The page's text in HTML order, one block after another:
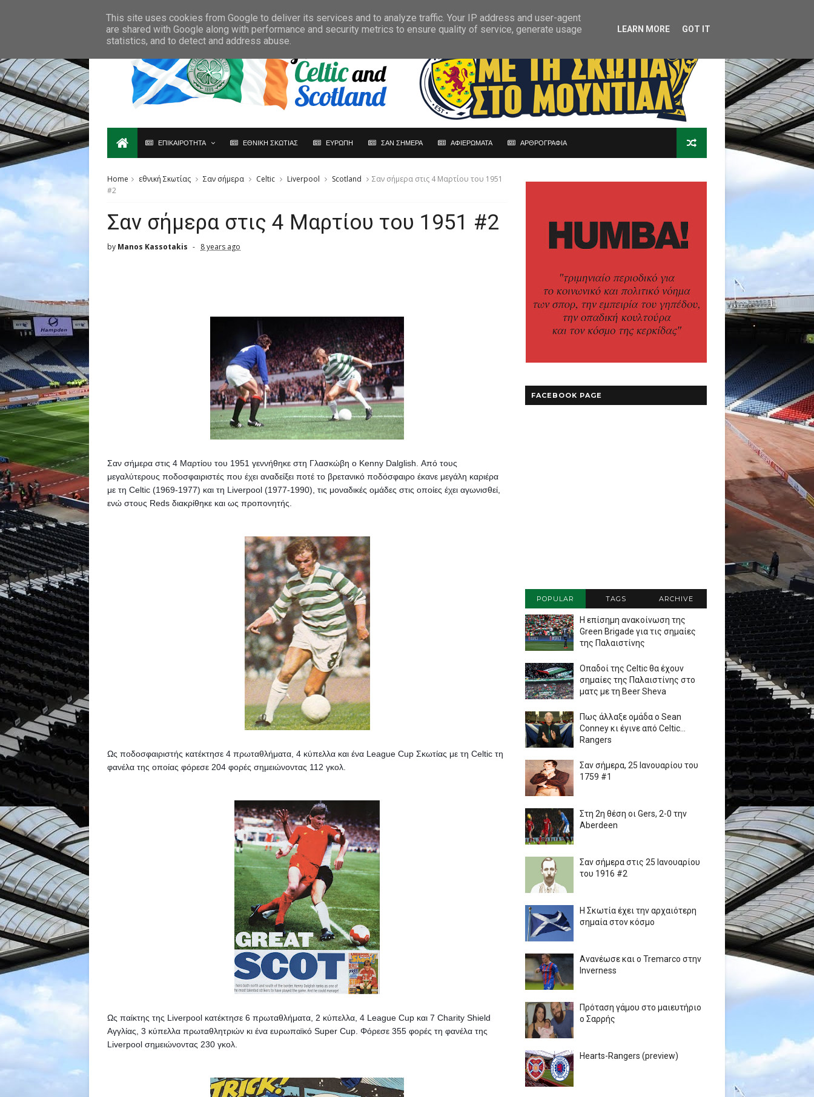
ΕΠΙΚΑΙΡΟΤΗΤΑ ΕΘΝΙΚΗ ΣΚΩΤΙΑΣ ΕΥΡΩΠΗ ΣΑΝ ΣΗΜΕΡΑ ΑΦΙΕΡΩΜΑΤΑ ΑΡΘΡΟΓΡΑΦΙΑ
Home εθνική Σκωτίας Σαν σήμερα Celtic Liverpool Scotland
Σαν σήμερα στις 4 Μαρτίου του 1951
#2
Σαν σήμερα στις 4 Μαρτίου του 1951 #2
by Manos Kassotakis 8 years ago
Σαν σήμερα στις 4 Μαρτίου του 1951 γεννήθηκε στη Γλασκώβη ο Kenny Dalglish. Από τους
μεγαλύτερους ποδοσφαιριστές που έχει αναδείξει ποτέ το βρετανικό ποδόσφαιρο έκανε μεγάλη καριέρα
με τη Celtic (1969-1977) και τη Liverpool (1977-1990), τις μοναδικές ομάδες στις οποίες έχει αγωνισθεί,
ενώ στους Reds διακρίθηκε και ως προπονητής.
Ως ποδοσφαιριστής κατέκτησε 4 πρωταθλήματα, 4 κύπελλα και ένα League Cup Σκωτίας με τη Celtic τη
φανέλα της οποίας φόρεσε 204 φορές σημειώνοντας 112 γκολ.
Ως παίκτης της Liverpool κατέκτησε 6 πρωταθλήματα, 2 κύπελλα, 4 League Cup και 7 Charity Shield
Αγγλίας, 3 κύπελλα πρωταθλητριών κι ένα ευρωπαϊκό Super Cup. Φόρεσε 355 φορές τη φανέλα της
Liverpool σημειώνοντας 230 γκολ.
FACEBOOK PAGE
POPULAR TAGS ARCHIVE
Η επίσημη ανακοίνωση της
Green Brigade για τις σημαίες
της Παλαιστίνης
Οπαδοί της Celtic θα έχουν
σημαίες της Παλαιστίνης στο
ματς με τη Beer Sheva
Πως άλλαξε ομάδα ο Sean
Conney κι έγινε από Celtic...
Rangers
Σαν σήμερα, 25 Ιανουαρίου του
1759 #1
Στη 2η θέση οι Gers, 2-0 την
Aberdeen
Σαν σήμερα στις 25 Ιανουαρίου
του 1916 #2
Η Σκωτία έχει την αρχαιότερη
σημαία στον κόσμο
Ανανέωσε και ο Tremarco στην
Inverness
Πρόταση γάμου στο μαιευτήριο
ο Σαρρής
Hearts-Rangers (preview)
This site uses cookies from Google to deliver its services and to analyze traffic. Your IP address and user-agent
are shared with Google along with performance and security metrics to ensure quality of service, generate usage
statistics, and to detect and address abuse.
LEARN MORE GOT IT